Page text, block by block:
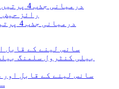
سانس لینے کے قابل اور
کنٹرول سلمنگ...